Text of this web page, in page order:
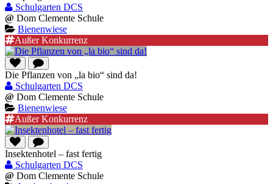
Schulgarten DCS
@ Dom Clemente Schule
Bienenwiese
Außer Konkurrenz
Die Pflanzen von „la bio“ sind da!
Schulgarten DCS
@ Dom Clemente Schule
Bienenwiese
Außer Konkurrenz
Insektenhotel – fast fertig
Schulgarten DCS
@ Dom Clemente Schule